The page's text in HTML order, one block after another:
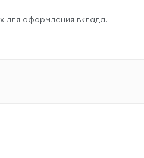
для оформления вклада.